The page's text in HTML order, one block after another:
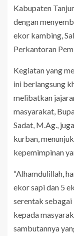
Kabupaten
dengan
ekor kambing,
Perkantoran
Kegiatan yang
ini berlangsung
melibatkan
masyarakat,
Sadat, M.Ag.,
kurban,
kepemimpinan
“Alhamdulillah,
ekor sapi dan 5
serentak
kepada
sambutannya